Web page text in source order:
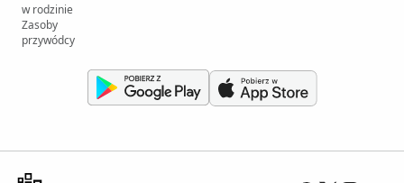
w rodzinie
Zasoby
przywódcy